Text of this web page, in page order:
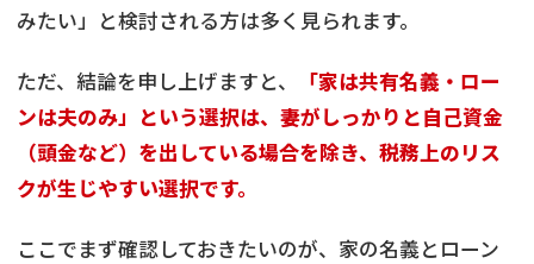
リースバック
土地売却 不動産相続
不動産リースバック
任意売却 空き家
みたい」と検討される方は多く見られます。
ただ、結論を申し上げますと、
「家は共有名義・ロー
ンは夫のみ」という選択は、妻がしっかりと自己資金
（頭金など）を出している場合を除き、税務上のリス
クが生じやすい選択です。
ここでまず確認しておきたいのが、家の名義とローン